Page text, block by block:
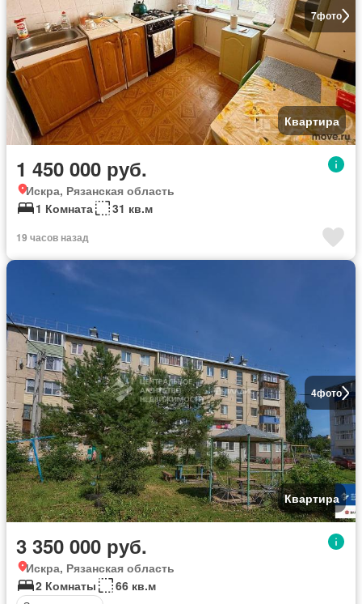
7фото
Квартира
1 450 000 руб.
Искра, Рязанская область
1 Комната
31 кв.м
19 часов назад
4фото
Квартира
3 350 000 руб.
Искра, Рязанская область
2 Комнаты
66 кв.м